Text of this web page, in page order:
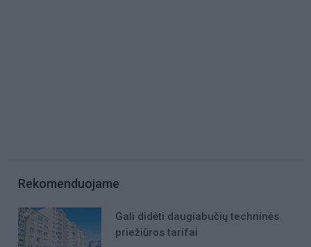
Rekomenduojame
Gali didėti daugiabučių techninės
priežiūros tarifai